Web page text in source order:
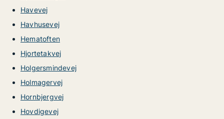
Havevej
Havhusevej
Hematoften
Hjortetakvej
Holgersmindevej
Holmagervej
Hornbjergvej
Hovdigevej